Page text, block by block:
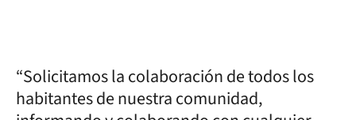
“Solicitamos la colaboración de todos los
habitantes de nuestra comunidad,